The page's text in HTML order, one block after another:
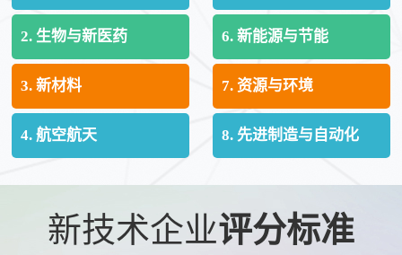
2. 生物与新医药
3. 新材料
4. 航空航天
6. 新能源与节能
7. 资源与环境
8. 先进制造与自动化
新技术企业评分标准